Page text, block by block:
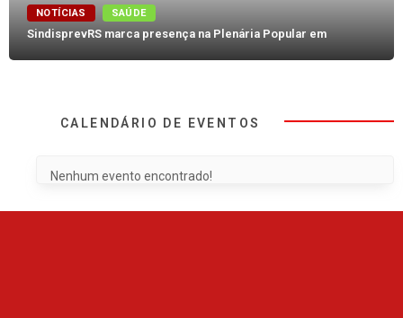
NOTÍCIAS SAÚDE
SindisprevRS marca presença na Plenária Popular em
CALENDÁRIO DE EVENTOS
Nenhum evento encontrado!